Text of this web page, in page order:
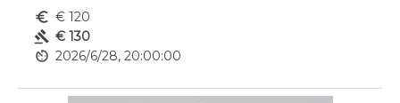
euro_symbol € 120
gavel € 130
av_timer 2026/6/28, 20:00:00